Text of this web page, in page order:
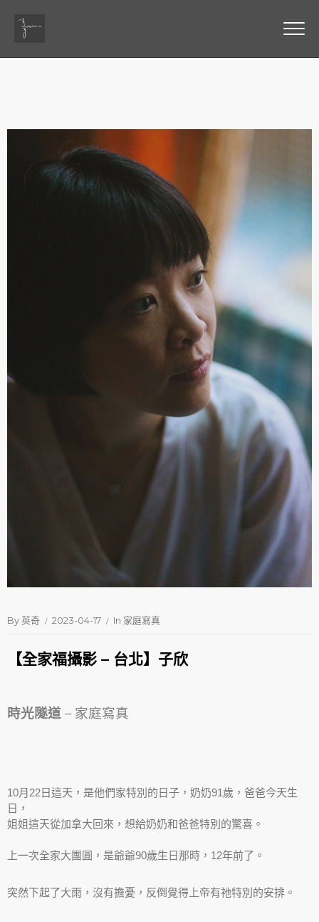
By英奇 2023-04-17 In 家庭寫真
【全家福攝影 – 台北】子欣
時光隧道 – 家庭寫真
10月22日這天，是他們家特別的日子，奶奶91歲，爸爸今天生
日，
姐姐這天從加拿大回來，想給奶奶和爸爸特別的驚喜。
上一次全家大團圓，是爺爺90歲生日那時，12年前了。
突然下起了大雨，沒有擔憂，反倒覺得上帝有祂特別的安排。